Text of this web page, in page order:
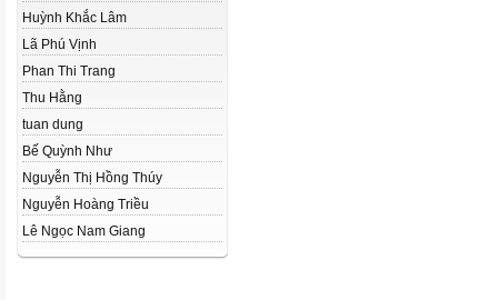
Huỳnh Khắc Lâm
Lã Phú Vịnh
Phan Thi Trang
Thu Hằng
tuan dung
Bế Quỳnh Như
Nguyễn Thị Hồng Thúy
Nguyễn Hoàng Triều
Lê Ngọc Nam Giang